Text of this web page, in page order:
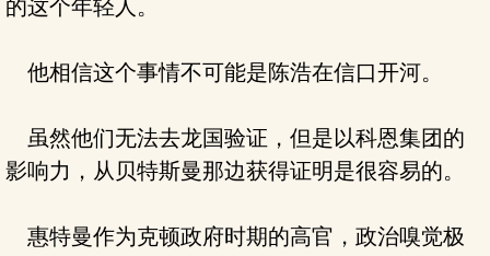
的这个年轻人。
他相信这个事情不可能是陈浩在信口开河。
虽然他们无法去龙国验证，但是以科恩集团的
影响力，从贝特斯曼那边获得证明是很容易的。
惠特曼作为克顿政府时期的高官，政治嗅觉极